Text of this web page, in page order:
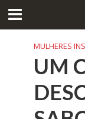
MULHERES
UM